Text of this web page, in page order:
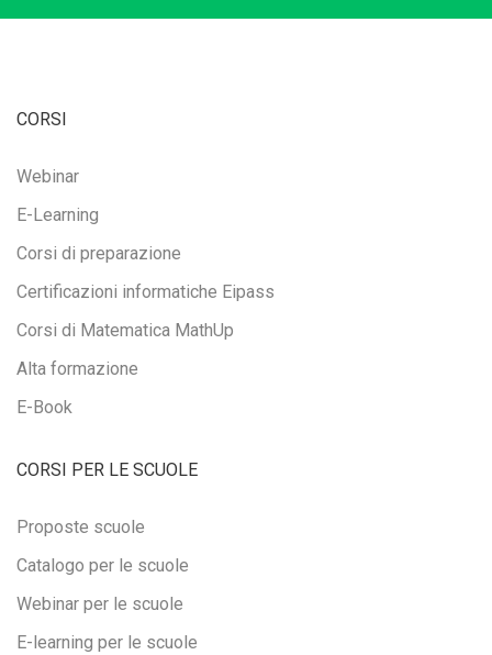
CORSI
Webinar
E-Learning
Corsi di preparazione
Certificazioni informatiche Eipass
Corsi di Matematica MathUp
Alta formazione
E-Book
CORSI PER LE SCUOLE
Proposte scuole
Catalogo per le scuole
Webinar per le scuole
E-learning per le scuole